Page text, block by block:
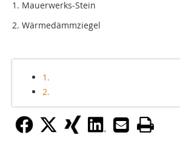
1. Mauerwerks-Stein
2. Wärmedämmziegel
1.
2.